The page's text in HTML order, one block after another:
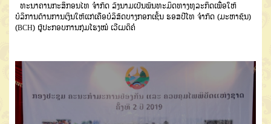
ທະນາຄານກະສິກອນໄທ ຈຳກັດ ລົງນາມເປັນພັນທະມິດທາງທຸລະກິດເພື່ອໃຫ້
ບໍລິການດ້ານການເງິນໃຫ້ແກ່ເຄືອບໍລິສັດບາງກອກເຊັ້ນ ຮອສປີໂທ ຈຳກັດ (ມະຫາຊົນ)
(BCH) ຜູ້ປະກອບການກຸ່ມໂຮງໝໍ ເວີເມດິຄໍ